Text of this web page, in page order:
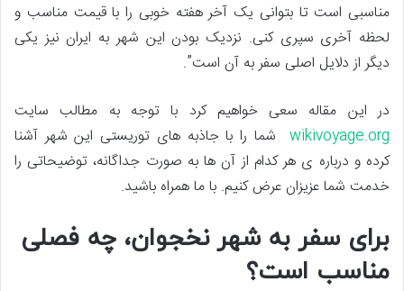
مناسبی است تا بتوانی یک آخر هفته خوبی را با قیمت مناسب و
لحظه آخری سپری کنی. نزدیک بودن این شهر به ایران نیز یکی
دیگر از دلایل اصلی سفر به آن است”.
در این مقاله سعی خواهیم کرد با توجه به مطالب سایت
wikivoyage.org شما را با جاذبه های توریستی این شهر آشنا
کرده و درباره ی هر کدام از آن ها به صورت جداگانه، توضیحاتی را
خدمت شما عزیزان عرض کنیم. با ما همراه باشید.
برای سفر به شهر نخجوان، چه فصلی
مناسب است؟